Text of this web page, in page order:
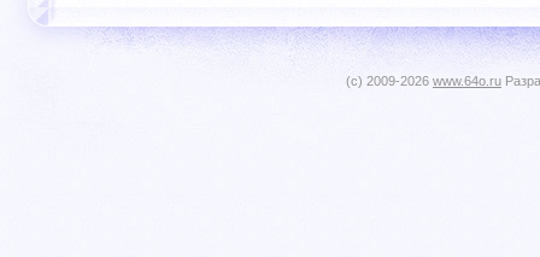
(c) 2009-2026 www.64o.ru